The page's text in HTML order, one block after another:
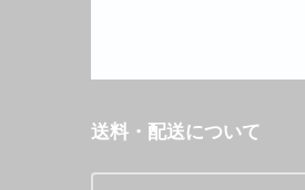
送料・配送について